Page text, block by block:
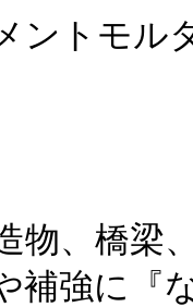
ントモル
物、橋梁
補強に『